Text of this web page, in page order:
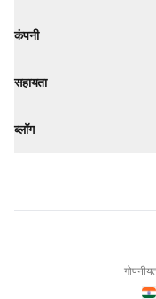
कंपनी
सहायता
ब्लॉग